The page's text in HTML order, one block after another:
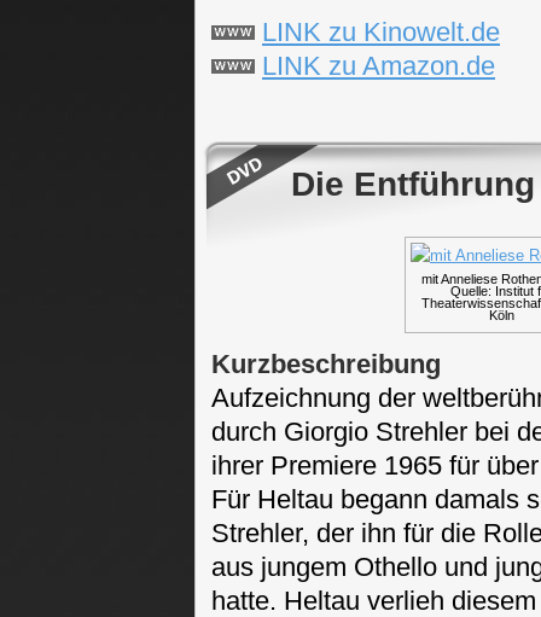
LINK zu Kinowelt.de
LINK zu Amazon.de
Die
mit Anneliese
Quelle: Institut
Köln
Kurzbeschreibung
Aufzeichnung der
durch Giorgio Strehler bei
ihrer Premiere 1965 für
Für Heltau begann damals
Strehler, der ihn für die
aus jungem Othello und
hatte. Heltau verlieh